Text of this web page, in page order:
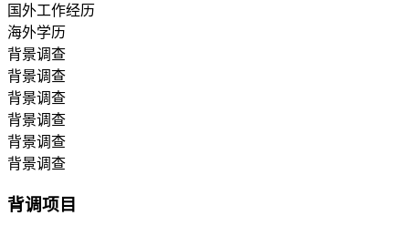
国外工作经历
海外学历
背景调查
背景调查
背景调查
背景调查
背景调查
背景调查
背调项目